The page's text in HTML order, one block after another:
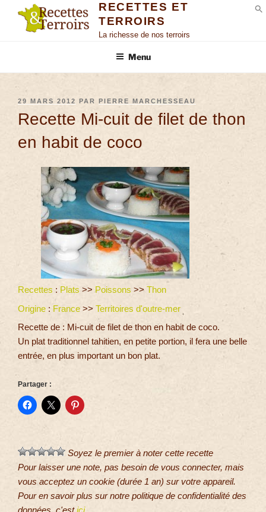
RECETTES ET
TERROIRS
La richesse de nos terroirs
Menu
29 MARS 2012 PAR PIERRE MARCHESSEAU
Recette Mi-cuit de filet de thon
en habit de coco
Recettes : Plats >>Poissons >> Thon
Origine : France >> Territoires d'outre-mer
Recette de : Mi-cuit de filet de thon en habit de coco.
Un plat traditionnel tahitien, en petite portion, il fera une belle
entrée, en plus important un bon plat.
Partager :
Soyez le premier à noter cette recette
Pour laisser une note, pas besoin de vous connecter, mais
vous acceptez un cookie (durée 1 an) sur votre appareil.
Pour en savoir plus sur notre politique de confidentialité des
données, c'estici